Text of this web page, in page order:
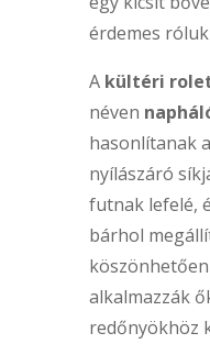
érdemes
A kültéri
néven
hasonlítanak
nyílászáró
futnak lefelé,
bárhol
alkalmazzák
redőnyökhöz